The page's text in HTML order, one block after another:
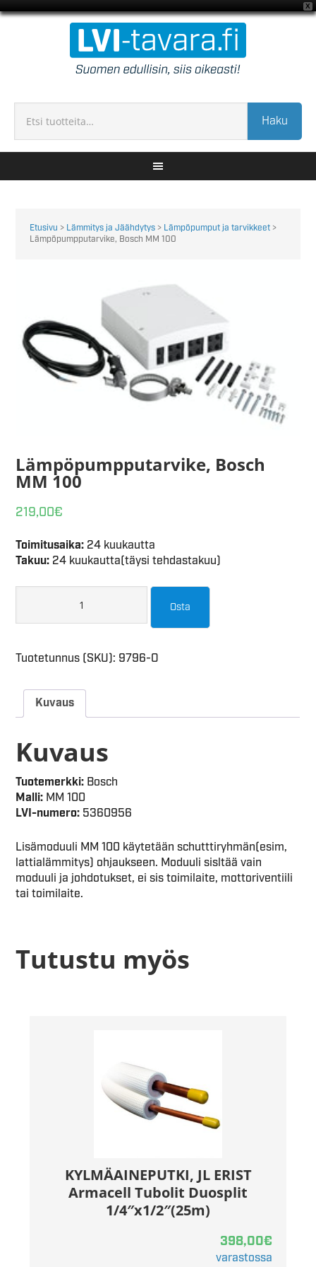
X
Haku
Etusivu > Lämmitys ja Jäähdytys > Lämpöpumput ja tarvikkeet >
Lämpöpumpputarvike, Bosch MM 100
Lämpöpumpputarvike, Bosch
MM 100
219,00€
Toimitusaika: 24 kuukautta
Takuu: 24 kuukautta(täysi tehdastakuu)
Osta
Tuotetunnus (SKU): 9796-O
Kuvaus
Kuvaus
Tuotemerkki: Bosch
Malli: MM 100
LVI-numero: 5360956
Lisämoduuli MM 100 käytetään schutttiryhmän(esim,
lattialämmitys) ohjaukseen. Moduuli sisltää vain
moduuli ja johdotukset, ei sis toimilaite, mottoriventiili
tai toimilaite.
Tutustu myös
KYLMÄAINEPUTKI, JL ERIST
Armacell Tubolit Duosplit
1/4″x1/2″(25m)
398,00€
varastossa